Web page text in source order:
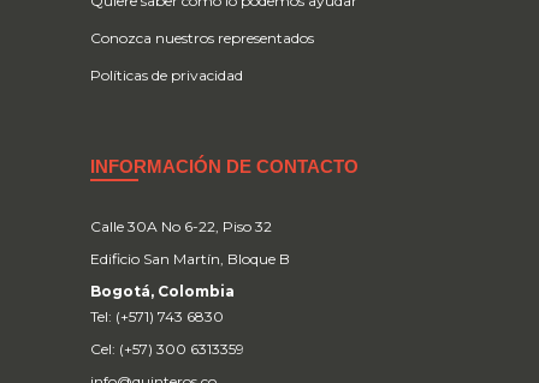
Conozca nuestros representados
Políticas de privacidad
INFORMACIÓN DE CONTACTO
Calle 30A No 6-22, Piso 32
Edificio San Martín, Bloque B
Bogotá, Colombia
Tel: (+571) 743 6830
Cel: (+57) 300 6313359